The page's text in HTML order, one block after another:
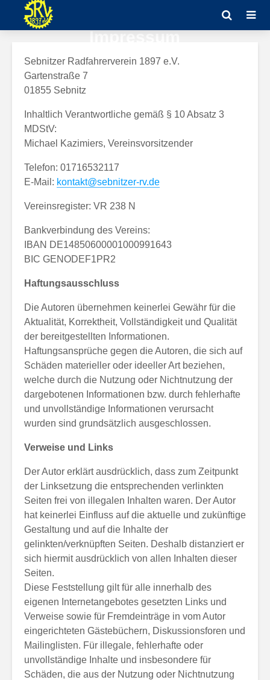
Impressum
Sebnitzer Radfahrerverein 1897 e.V.
Gartenstraße 7
01855 Sebnitz
Inhaltlich Verantwortliche gemäß § 10 Absatz 3
MDStV:
Michael Kazimiers, Vereinsvorsitzender
Telefon: 01716532117
E-Mail: kontakt@sebnitzer-rv.de
Vereinsregister: VR 238 N
Bankverbindung des Vereins:
IBAN DE14850600001000991643
BIC GENODEF1PR2
Haftungsausschluss
Die Autoren übernehmen keinerlei Gewähr für die
Aktualität, Korrektheit, Vollständigkeit und Qualität
der bereitgestellten Informationen.
Haftungsansprüche gegen die Autoren, die sich auf
Schäden materieller oder ideeller Art beziehen,
welche durch die Nutzung oder Nichtnutzung der
dargebotenen Informationen bzw. durch fehlerhafte
und unvollständige Informationen verursacht
wurden sind grundsätzlich ausgeschlossen.
Verweise und Links
Der Autor erklärt ausdrücklich, dass zum Zeitpunkt
der Linksetzung die entsprechenden verlinkten
Seiten frei von illegalen Inhalten waren. Der Autor
hat keinerlei Einfluss auf die aktuelle und zukünftige
Gestaltung und auf die Inhalte der
gelinkten/verknüpften Seiten. Deshalb distanziert er
sich hiermit ausdrücklich von allen Inhalten dieser
Seiten.
Diese Feststellung gilt für alle innerhalb des
eigenen Internetangebotes gesetzten Links und
Verweise sowie für Fremdeinträge in vom Autor
eingerichteten Gästebüchern, Diskussionsforen und
Mailinglisten. Für illegale, fehlerhafte oder
unvollständige Inhalte und insbesondere für
Schäden, die aus der Nutzung oder Nichtnutzung